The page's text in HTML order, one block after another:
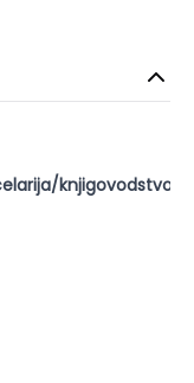
knjigovodstvo/